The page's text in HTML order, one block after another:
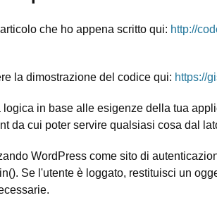
che ho appena scritto qui: http://
la dimostrazione del codice qui: https://
logica in base alle esigenze della tua
da cui poter servire qualsiasi cosa dal
WordPress come sito di
Se l'utente è loggato, restituisci un